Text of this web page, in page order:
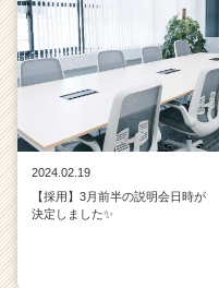
2024.02.19
【採用】3月前半の説明会日時が
決定しました✨